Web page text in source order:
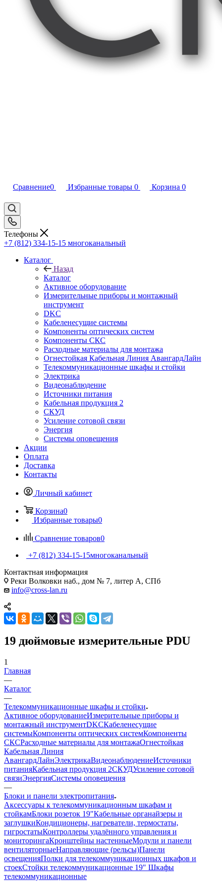
Сравнение0 Избранные товары 0 Корзина 0
Телефоны
+7 (812) 334-15-15 многоканальный
Каталог
Назад
Каталог
Активное оборудование
Измерительные приборы и монтажный
инструмент
DKC
Кабеленесущие системы
Компоненты оптических систем
Компоненты СКС
Расходные материалы для монтажа
Огнестойкая Кабельная Линия АвангардЛайн
Телекоммуникационные шкафы и стойки
Электрика
Видеонаблюдение
Источники питания
Кабельная продукция 2
СКУД
Усиление сотовой связи
Энергия
Системы оповещения
Акции
Оплата
Доставка
Контакты
Личный кабинет
Корзина0
Избранные товары0
Сравнение товаров0
+7 (812) 334-15-15многоканальный
Контактная информация
Реки Волковки наб., дом № 7, литер А, СПб
info@cross-lan.ru
19 дюймовые измерительные PDU
1
Главная
—
Каталог
—
Телекоммуникационные шкафы и стойки
Активное оборудованиеИзмерительные приборы и
монтажный инструментDKCКабеленесущие
системыКомпоненты оптических системКомпоненты
СКСРасходные материалы для монтажаОгнестойкая
Кабельная Линия
АвангардЛайнЭлектрикаВидеонаблюдениеИсточники
питанияКабельная продукция 2СКУДУсиление сотовой
связиЭнергияСистемы оповещения
—
Блоки и панели электропитания
Аксессуары к телекоммуникационным шкафам и
стойкамБлоки розеток 19"Кабельные органайзеры и
заглушкиКондиционеры, нагреватели, термостаты,
гигростатыКонтроллеры удалённого управления и
мониторингаКронштейны настенныеМодули и панели
вентиляторныеНаправляющие (рельсы)Панели
освещенияПолки для телекоммуникационных шкафов и
стоекСтойки телекоммуникационные 19" Шкафы
телекоммуникационные